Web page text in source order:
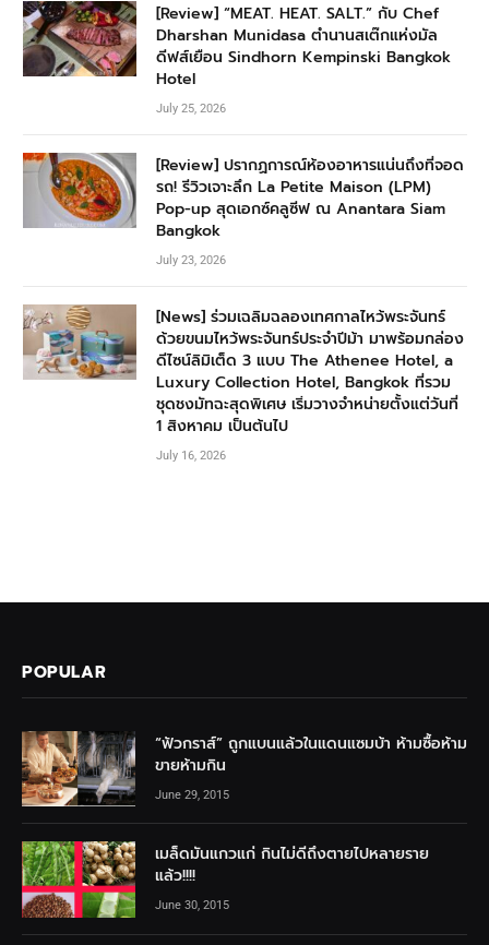
[Review] “MEAT. HEAT. SALT.” กับ Chef
Dharshan Munidasa ตำนานสเต๊กแห่งมัล
ดีฟส์เยือน Sindhorn Kempinski Bangkok
Hotel
July 25, 2026
[Review] ปรากฏการณ์ห้องอาหารแน่นถึงที่จอด
รถ! รีวิวเจาะลึก La Petite Maison (LPM)
Pop-up สุดเอกซ์คลูซีฟ ณ Anantara Siam
Bangkok
July 23, 2026
[News] ร่วมเฉลิมฉลองเทศกาลไหว้พระจันทร์
ด้วยขนมไหว้พระจันทร์ประจำปีม้า มาพร้อมกล่อง
ดีไซน์ลิมิเต็ด 3 แบบ The Athenee Hotel, a
Luxury Collection Hotel, Bangkok ที่รวม
ชุดชงมัทฉะสุดพิเศษ เริ่มวางจำหน่ายตั้งแต่วันที่
1 สิงหาคม เป็นต้นไป
July 16, 2026
POPULAR
“ฟัวกราส์” ถูกแบนแล้วในแดนแซมบ้า ห้ามซื้อห้าม
ขายห้ามกิน
June 29, 2015
เมล็ดมันแกวแก่ กินไม่ดีถึงตายไปหลายราย
แล้ว!!!!
June 30, 2015